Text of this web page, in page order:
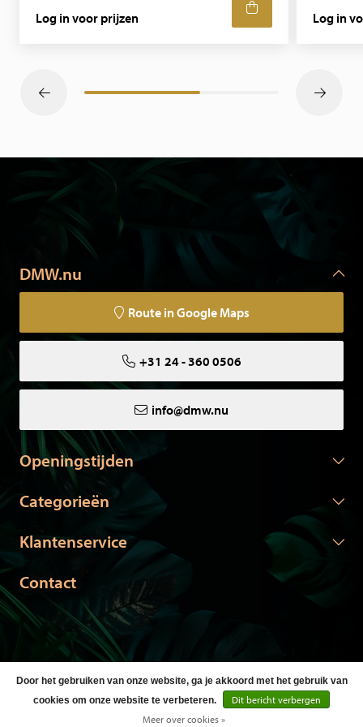
Log in voor prijzen Log in
DMW.nu
Route in Google Maps
+31 24 - 360 0506
info@dmw.nu
Openingstijden
Categorieën
Klantenservice
Contact
© Copyright 2026 DMW.nu -Webshop laten makendoor Red
Banana
Door het gebruiken van onze website, ga je akkoord met het gebruik van
cookies om onze website te verbeteren.
Dit bericht verbergen
Meer over cookies »